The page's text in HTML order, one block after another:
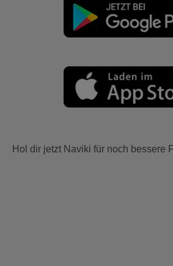
Hol dir jetzt Naviki für noch bessere